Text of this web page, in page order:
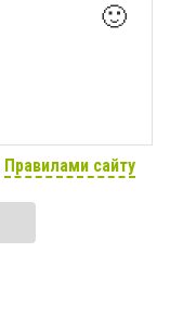
🙂
Правилами сайту